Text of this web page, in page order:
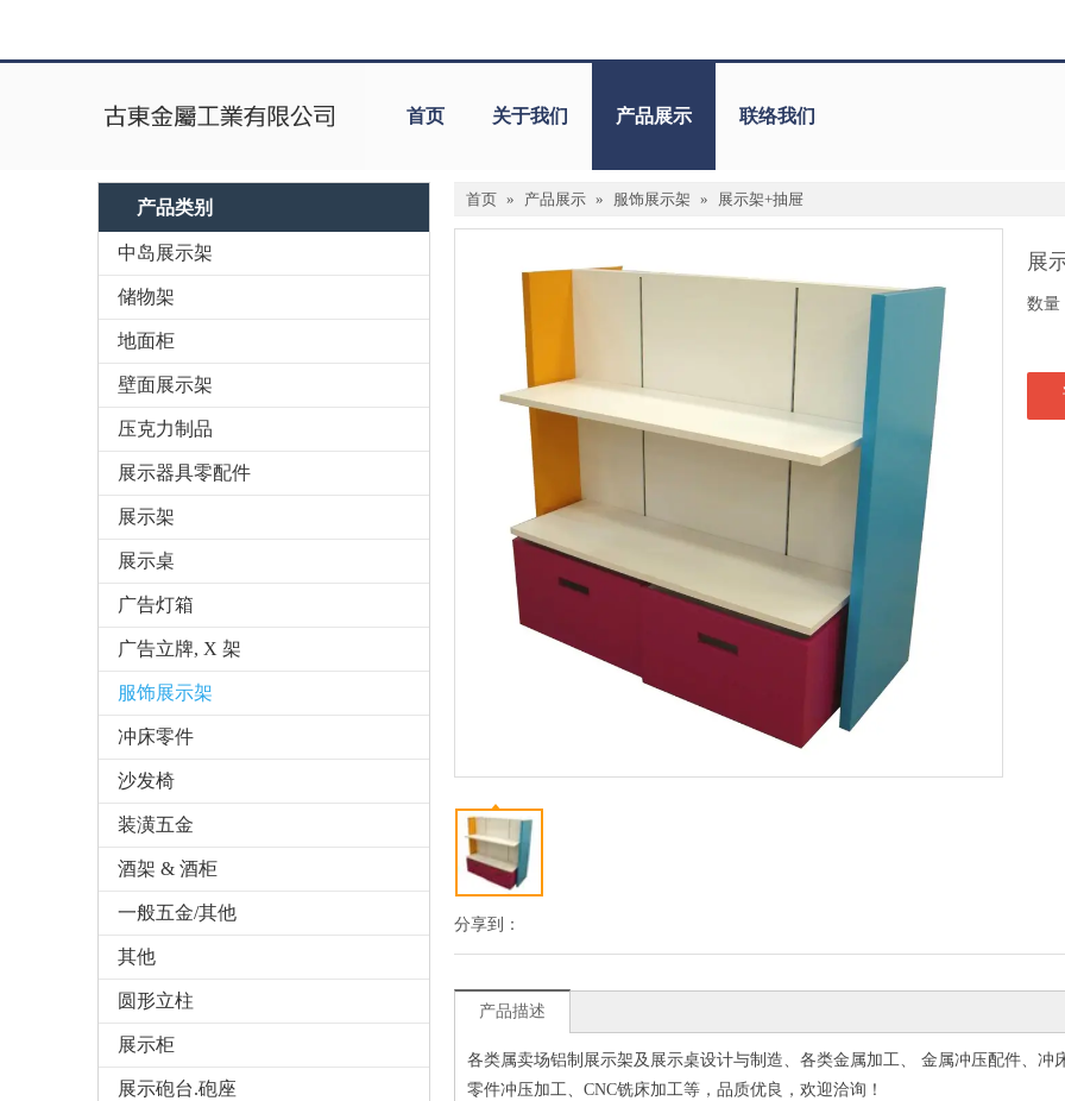
首页 关于我们 产品展示 联络我们
产品类别
中岛展示架
储物架
地面柜
壁面展示架
压克力制品
展示器具零配件
展示架
展示桌
广告灯箱
广告立牌, X 架
服饰展示架
冲床零件
沙发椅
装潢五金
酒架 & 酒柜
一般五金/其他
其他
圆形立柱
展示柜
展示砲台.砲座
首页 » 产品展示 » 服饰展示架 » 展示架+抽屉
分享到：
展
数量
产品描述
各类属卖场铝制展示架及展示桌设计与制造、各类金属加工、 金属冲压配件、冲
零件冲压加工、CNC铣床加工等，品质优良，欢迎洽询！